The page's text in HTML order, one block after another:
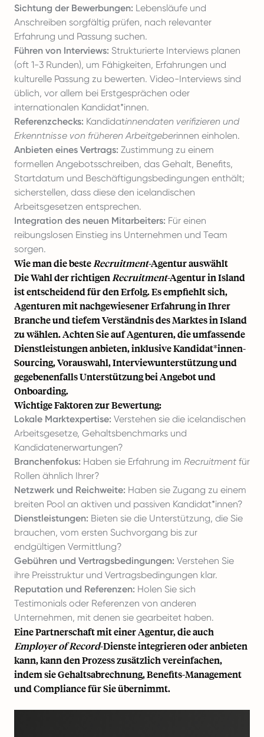
Sichtung der Bewerbungen: Lebensläufe und
Anschreiben sorgfältig prüfen, nach relevanter
Erfahrung und Passung suchen.
Führen von Interviews: Strukturierte Interviews planen
(oft 1-3 Runden), um Fähigkeiten, Erfahrungen und
kulturelle Passung zu bewerten. Video-Interviews sind
üblich, vor allem bei Erstgesprächen oder
internationalen Kandidat*innen.
Referenzchecks: Kandidatinnendaten verifizieren und
Erkenntnisse von früheren Arbeitgeberinnen einholen.
Anbieten eines Vertrags: Zustimmung zu einem
formellen Angebotsschreiben, das Gehalt, Benefits,
Startdatum und Beschäftigungsbedingungen enthält;
sicherstellen, dass diese den icelandischen
Arbeitsgesetzen entsprechen.
Integration des neuen Mitarbeiters: Für einen
reibungslosen Einstieg ins Unternehmen und Team
sorgen.
Wie man die beste Recruitment-Agentur auswählt
Die Wahl der richtigen Recruitment-Agentur in Island
ist entscheidend für den Erfolg. Es empfiehlt sich,
Agenturen mit nachgewiesener Erfahrung in Ihrer
Branche und tiefem Verständnis des Marktes in Island
zu wählen. Achten Sie auf Agenturen, die umfassende
Dienstleistungen anbieten, inklusive Kandidat*innen-
Sourcing, Vorauswahl, Interviewunterstützung und
gegebenenfalls Unterstützung bei Angebot und
Onboarding.
Wichtige Faktoren zur Bewertung:
Lokale Marktexpertise: Verstehen sie die icelandischen
Arbeitsgesetze, Gehaltsbenchmarks und
Kandidatenerwartungen?
Branchenfokus: Haben sie Erfahrung im Recruitment für
Rollen ähnlich Ihrer?
Netzwerk und Reichweite: Haben sie Zugang zu einem
breiten Pool an aktiven und passiven Kandidat*innen?
Dienstleistungen: Bieten sie die Unterstützung, die Sie
brauchen, vom ersten Suchvorgang bis zur
endgültigen Vermittlung?
Gebühren und Vertragsbedingungen: Verstehen Sie
ihre Preisstruktur und Vertragsbedingungen klar.
Reputation und Referenzen: Holen Sie sich
Testimonials oder Referenzen von anderen
Unternehmen, mit denen sie gearbeitet haben.
Eine Partnerschaft mit einer Agentur, die auch
Employer of Record-Dienste integrieren oder anbieten
kann, kann den Prozess zusätzlich vereinfachen,
indem sie Gehaltsabrechnung, Benefits-Management
und Compliance für Sie übernimmt.